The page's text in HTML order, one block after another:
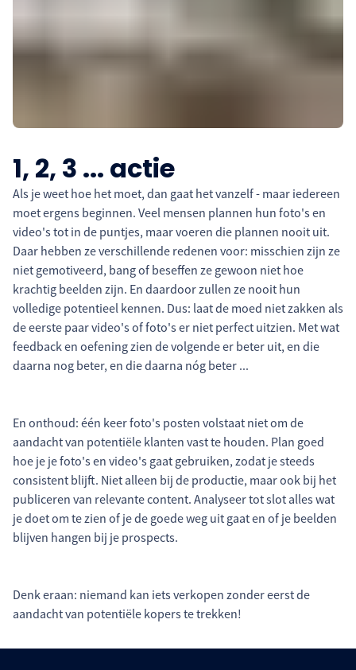
1, 2, 3 ... actie
Als je weet hoe het moet, dan gaat het vanzelf - maar iedereen
moet ergens beginnen. Veel mensen plannen hun foto's en
video's tot in de puntjes, maar voeren die plannen nooit uit.
Daar hebben ze verschillende redenen voor: misschien zijn ze
niet gemotiveerd, bang of beseffen ze gewoon niet hoe
krachtig beelden zijn. En daardoor zullen ze nooit hun
volledige potentieel kennen. Dus: laat de moed niet zakken als
de eerste paar video's of foto's er niet perfect uitzien. Met wat
feedback en oefening zien de volgende er beter uit, en die
daarna nog beter, en die daarna nóg beter ...
En onthoud: één keer foto's posten volstaat niet om de
aandacht van potentiële klanten vast te houden. Plan goed
hoe je je foto's en video's gaat gebruiken, zodat je steeds
consistent blijft. Niet alleen bij de productie, maar ook bij het
publiceren van relevante content. Analyseer tot slot alles wat
je doet om te zien of je de goede weg uit gaat en of je beelden
blijven hangen bij je prospects.
Denk eraan: niemand kan iets verkopen zonder eerst de
aandacht van potentiële kopers te trekken!